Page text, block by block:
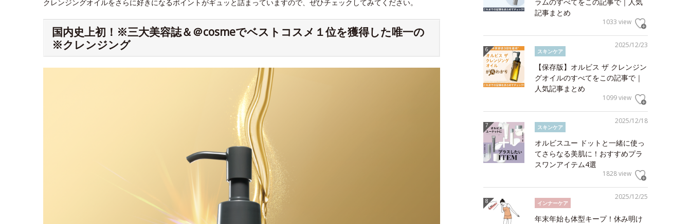
クレンジングオイルをさらに好きになるポイントがギュッと詰まっていますので、ぜひチェックしてみてください。
国内史上初！※三大美容誌＆＠cosmeでベストコスメ１位を獲得した唯一の
※クレンジング
記事まとめ
1033 view
2025/12/23
スキンケア
【保存版】オルビス ザ クレンジン
グオイルのすべてをこの記事で｜
人気記事まとめ
1099 view
2025/12/18
スキンケア
オルビスユー ドットと一緒に使っ
てさらなる美肌に！おすすめプラ
スワンアイテム4選
1828 view
2025/12/25
インナーケア
年末年始も体型キープ！休み明け